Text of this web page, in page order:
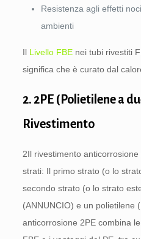
Resistenza agli effetti
ambienti
Il Livello FBEnei tubi rivestiti
significa che è curato dal
2. 2PE (Polietilene a
Rivestimento
2Il rivestimento
strati: Il primo strato (o lo
secondo strato (o lo strato
(ANNUNCIO) e un polietilene
anticorrosione 2PE combina